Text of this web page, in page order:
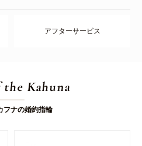
アフターサービス
the Kahuna
フナの婚約指輪